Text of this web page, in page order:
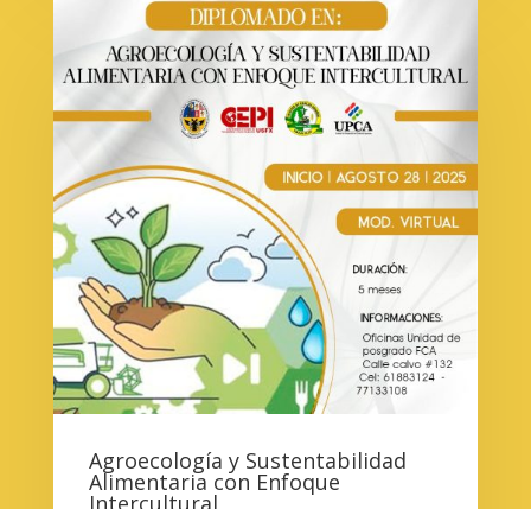
Agroecología y Sustentabilidad
Alimentaria con Enfoque
Intercultural